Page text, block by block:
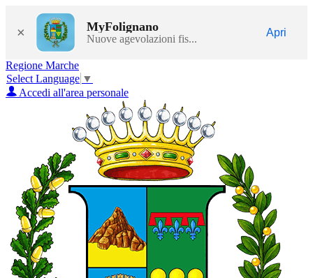
× MyFolignano
Nuove agevolazioni fis...
Apri
Regione Marche
Select Language ▼
Accedi all'area personale